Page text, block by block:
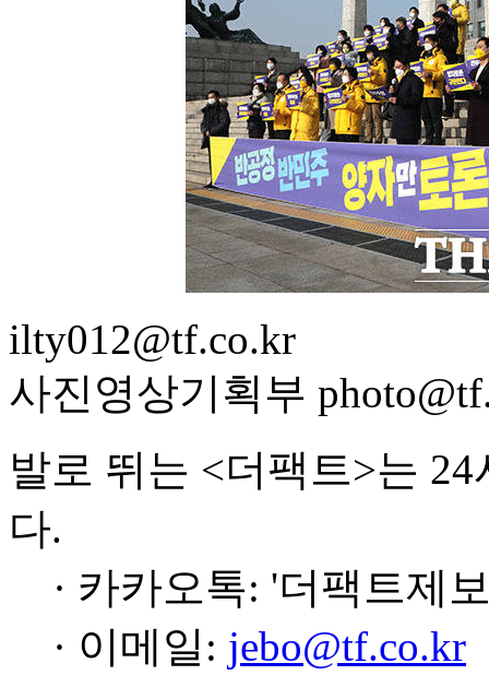
ilty012@tf.co.kr
사진영상기획부
발로 뛰는 <더팩트>는
다.
· 카카오톡: '더팩트제
· 이메일: jebo@tf.co.kr